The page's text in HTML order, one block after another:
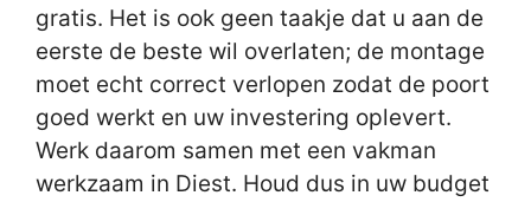
gratis. Het is ook geen taakje dat u aan de
eerste de beste wil overlaten; de montage
moet echt correct verlopen zodat de poort
goed werkt en uw investering oplevert.
Werk daarom samen met een vakman
werkzaam in Diest. Houd dus in uw budget